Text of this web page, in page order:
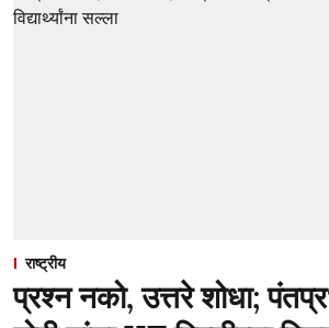
राष्ट्रीय
प्रश्न नको, उत्तरे शोधा;